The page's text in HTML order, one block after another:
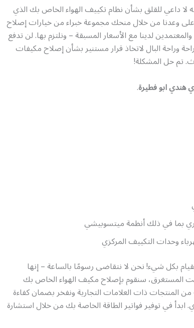
لا داعي للقلق بشأن نظام تكييف الهواء الخاص بك الذي
وعدنا من خلال منحك مجموعة خبراء من خيارات إصلاح
لدينا مع الأسعار المسبقة – ونلتزم بها. لن تدفع
وراحة البال لاتخاذ قرار مستنير بشأن إصلاح مكيفات
تم حل المشكلة!
هندي ابو فطيرة.
بما في ذلك أنظمة ميتسوبيشي
وحدات التكييف المركزي
بكل شيء! نحن لا نتقاضى رسومًا بالساعة – إنها
المستغرق، سنقوم بإصلاح مكيف الهواء الخاص بك
ذات العلامات التجارية ونفخر بضمان كفاءة
ابدأ في توفير فواتير الطاقة الخاصة بك من خلال استشارة